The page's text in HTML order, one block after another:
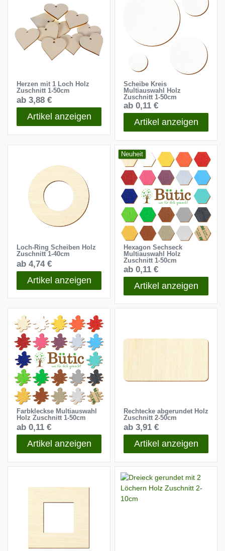
Herzen mit 1 Loch Holz
Zuschnitt 1-50cm
ab 3,88 €
Artikel anzeigen
Scheibe Kreis
Multiauswahl Holz
Zuschnitt 1-50cm
ab 0,11 €
Artikel anzeigen
Loch-Ring Scheiben Holz
Zuschnitt 1-40cm
ab 4,74 €
Artikel anzeigen
Neuheit
Hexagon Sechseck
Multiauswahl Holz
Zuschnitt 1-50cm
ab 0,11 €
Artikel anzeigen
Farbkleckse Multiauswahl
Holz Zuschnitt 1-50cm
ab 0,11 €
Artikel anzeigen
Rechtecke abgerundet Holz
Zuschnitt 2-50cm
ab 3,91 €
Artikel anzeigen